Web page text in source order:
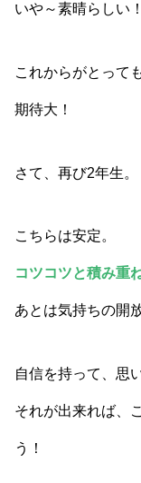
いや～素晴らしい！
これからがとって
期待大！
さて、再び2年生。
こちらは安定。
コツコツと積み重
あとは気持ちの開
自信を持って、思
それが出来れば、
う！